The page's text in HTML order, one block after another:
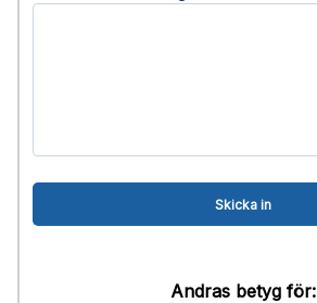
Andras betyg för: